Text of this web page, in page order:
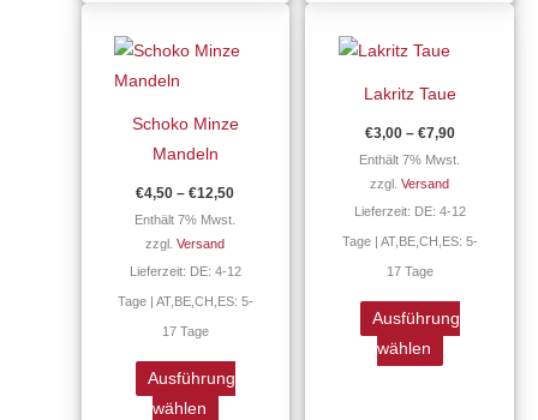
Schoko Minze
Mandeln
€4,50 –€12,50
Preisspanne:
bis
Enthält 7% Mwst.
zzgl.Versand
Lieferzeit: DE: 4-12
Tage | AT,BE,CH,ES: 5-
17 Tage
Ausführung
wählen
Produkt
Die
Optionen
gewählt
Lakritz Taue
€3,00 – €7,90
Enthält 7% Mwst.
zzgl.Versand
Lieferzeit: DE: 4-12
Tage | AT,BE,CH,ES: 5-
17 Tage
Ausführung
wählen
Produkt
Varianten
auf.
der